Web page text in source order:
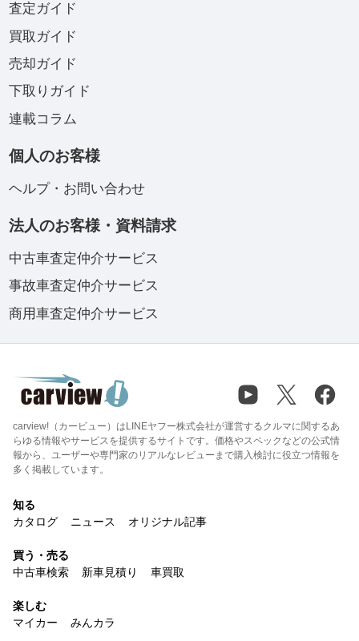
査定ガイド
買取ガイド
売却ガイド
下取りガイド
連載コラム
個人のお客様
ヘルプ・お問い合わせ
法人のお客様・資料請求
中古車査定仲介サービス
事故車査定仲介サービス
商用車査定仲介サービス
carview!（カービュー）はLINEヤフー株式会社が運営するクルマに関するあ
らゆる情報やサービスを提供するサイトです。価格やスペックなどの公式情
報から、ユーザーや専門家のリアルなレビューまで購入検討に役立つ情報を
多く掲載しています。
知る
カタログ
ニュース オリジナル記事
買う・売る
中古車検索
新車見積り 車買取
楽しむ
マイカー
みんカラ